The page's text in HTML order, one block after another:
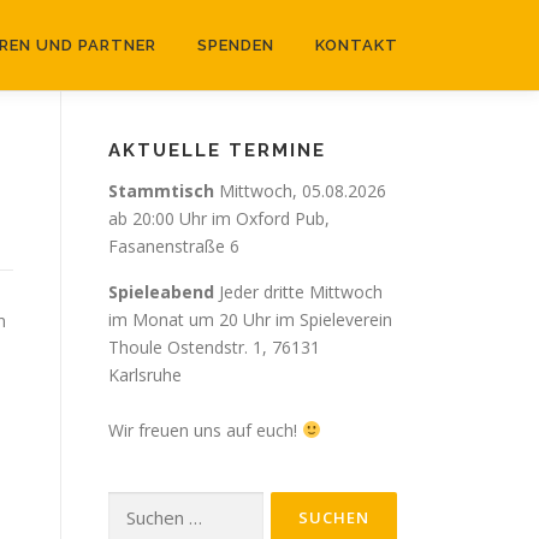
UND PARTNER SPENDEN KONTAKT
AKTUELLE TERMINE
Stammtisch Mittwoch, 05.08.2026
ab 20:00 Uhr im Oxford Pub,
Fasanenstraße 6
Spieleabend Jeder dritte Mittwoch
im Monat um 20 Uhr im Spieleverein
Thoule Ostendstr. 1, 76131
Karlsruhe
Wir freuen uns auf euch!
nach: